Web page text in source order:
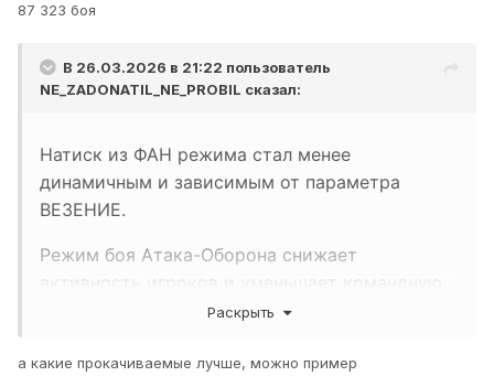
87 323 боя
В 26.03.2026 в 21:22 пользователь
NE_ZADONATIL_NE_PROBIL сказал:
Натиск из ФАН режима стал менее
динамичным и зависимым от параметра
ВЕЗЕНИЕ.
Режим боя Атака-Оборона снижает
Система обнаружения и модификации натиска
Раскрыть
а какие прокачиваемые лучше, можно пример